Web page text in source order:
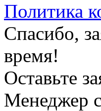
Политика
Спасибо,
время!
Оставьте
Менеджер